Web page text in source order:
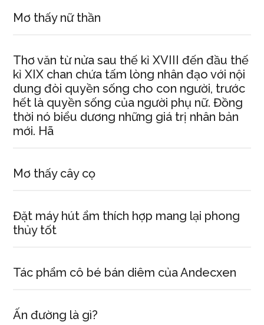
Mơ thấy nữ thần
Thơ văn từ nửa sau thế kỉ XVIII đến đầu thế
kỉ XIX chan chứa tấm lòng nhân đạo với nội
dung đòi quyền sống cho con người, trước
hết là quyền sống của người phụ nữ. Đồng
thời nó biểu dương những giá trị nhân bản
mới. Hã
Mơ thấy cây cọ
Đặt máy hút ẩm thích hợp mang lại phong
thủy tốt
Tác phẩm cô bé bán diêm của Andecxen
Ấn đường là gì?